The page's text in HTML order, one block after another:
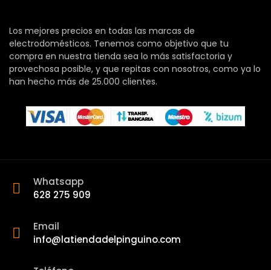
Los mejores precios en todas las marcas de
electrodomésticos. Tenemos como objetivo que tu
compra en nuestra tienda sea lo más satisfactoria y
provechosa posible, y que repitas con nosotros, como ya lo
han hecho más de 25.000 clientes.
Whatsapp
628 275 909
Email
info@latiendadelpinguino.com